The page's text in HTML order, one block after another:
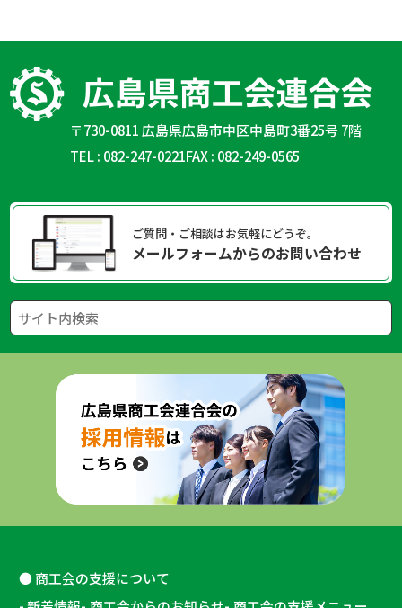
〒730-0811 広島県広島市中区中島町3番25号 7階
TEL : 082-247-0221FAX : 082-249-0565
ご質問・ご相談はお気軽にどうぞ。
メールフォームからのお問い合わせ
商工会の支援について